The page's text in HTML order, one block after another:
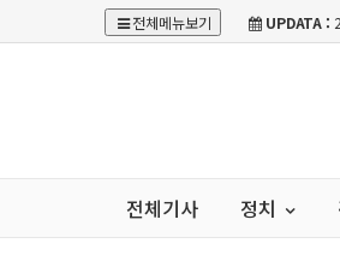
전체메뉴보기 UPDATA :
전체기사 정치